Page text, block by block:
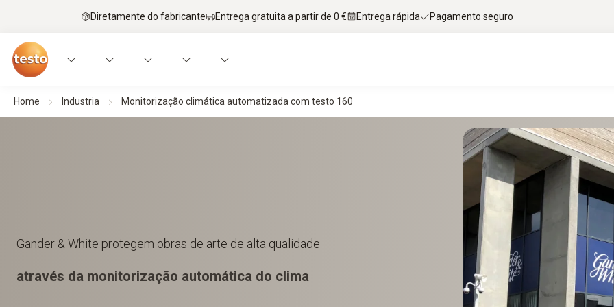
Diretamente do fabricante Entrega gratuita a partir de 0 € Entrega rápida Pagamento seguro
Home Industria Monitorização climática automatizada com testo 160
Gander & White protegem obras de arte de alta qualidade
através da monitorização automática do clima